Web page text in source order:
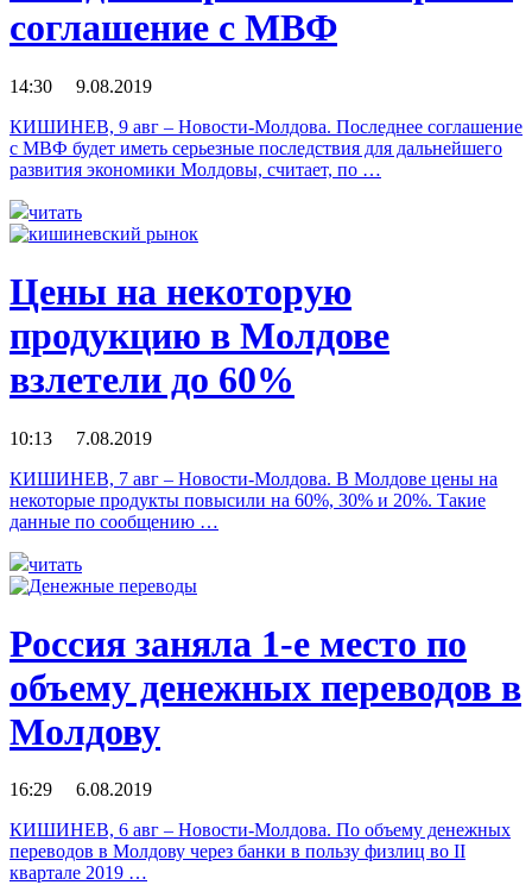
соглашение с МВФ
14:30 9.08.2019
КИШИНЕВ, 9 авг – Новости-Молдова. Последнее соглашение
с МВФ будет иметь серьезные последствия для дальнейшего
развития экономики Молдовы, считает, по …
читать
Цены на некоторую
продукцию в Молдове
взлетели до 60%
10:13 7.08.2019
КИШИНЕВ, 7 авг – Новости-Молдова. В Молдове цены на
некоторые продукты повысили на 60%, 30% и 20%. Такие
данные по сообщению …
читать
Россия заняла 1-е место по
объему денежных переводов в
Молдову
16:29 6.08.2019
КИШИНЕВ, 6 авг – Новости-Молдова. По объему денежных
переводов в Молдову через банки в пользу физлиц во II
квартале 2019 …